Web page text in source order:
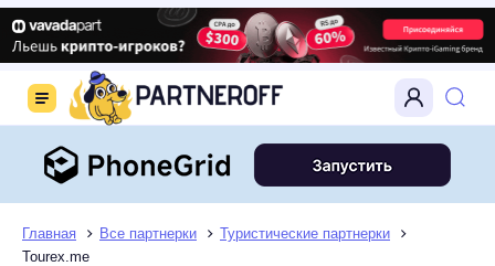
Главная Все партнерки
Туристические партнерки
Tourex.me